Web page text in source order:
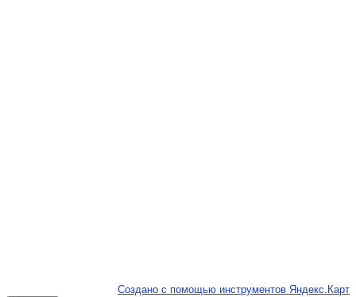
Создано с помощью инструментов Яндекс.Карт